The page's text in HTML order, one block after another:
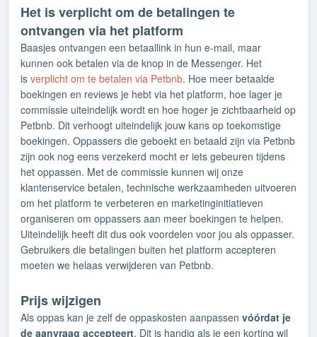
Het is verplicht om de betalingen te
ontvangen via het platform
Baasjes ontvangen een betaallink in hun e-mail, maar
kunnen ook betalen via de knop in de Messenger. Het
is verplicht om te betalen via Petbnb. Hoe meer betaalde
boekingen en reviews je hebt via het platform, hoe lager je
commissie uiteindelijk wordt en hoe hoger je zichtbaarheid op
Petbnb. Dit verhoogt uiteindelijk jouw kans op toekomstige
boekingen. Oppassers die geboekt en betaald zijn via Petbnb
zijn ook nog eens verzekerd mocht er iets gebeuren tijdens
het oppassen. Met de commissie kunnen wij onze
klantenservice betalen, technische werkzaamheden uitvoeren
om het platform te verbeteren en marketinginitiatieven
organiseren om oppassers aan meer boekingen te helpen.
Uiteindelijk heeft dit dus ook voordelen voor jou als oppasser.
Gebruikers die betalingen buiten het platform accepteren
moeten we helaas verwijderen van Petbnb.
Prijs wijzigen
Als oppas kan je zelf de oppaskosten aanpassen vóórdat je
de aanvraag accepteert. Dit is handig als je een korting wil